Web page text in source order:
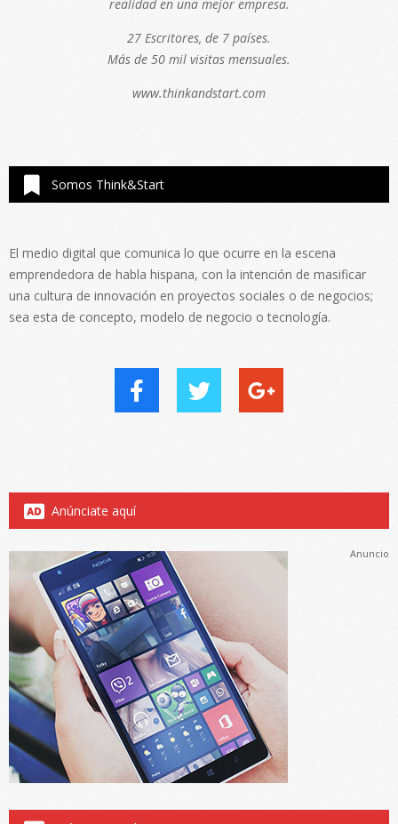
realidad en una mejor empresa.
27 Escritores, de 7 países.
Más de 50 mil visitas mensuales.
www.thinkandstart.com
Somos Think&Start
El medio digital que comunica lo que ocurre en la escena
emprendedora de habla hispana, con la intención de masificar
una cultura de innovación en proyectos sociales o de negocios;
sea esta de concepto, modelo de negocio o tecnología.
Anúnciate aquí
Anuncio